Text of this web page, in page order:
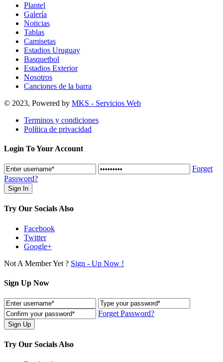
Plantel
Galería
Noticias
Tablas
Camisetas
Estadios Uruguay
Basquetbol
Estadios Exterior
Nosotros
Canciones de la barra
© 2023, Powered by MKS - Servicios Web
Terminos y condiciones
Política de privacidad
Login To Your Account
Forget
Password?
Try Our Socials Also
Facebook
Twitter
Google+
Not A Member Yet ? Sign - Up Now !
Sign Up Now
Forget Password?
Try Our Socials Also